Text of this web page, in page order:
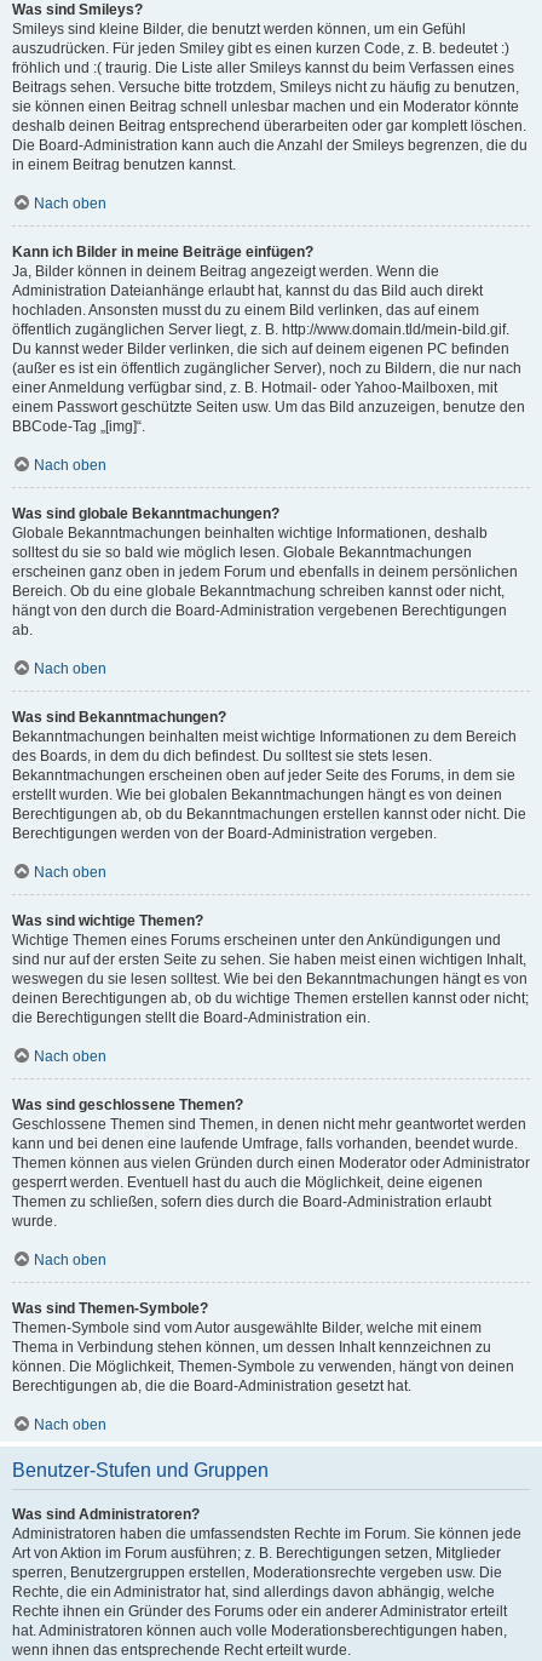
Was sind Smileys?
Smileys sind kleine Bilder, die benutzt werden können, um ein Gefühl
auszudrücken. Für jeden Smiley gibt es einen kurzen Code, z. B. bedeutet :)
fröhlich und :( traurig. Die Liste aller Smileys kannst du beim Verfassen eines
Beitrags sehen. Versuche bitte trotzdem, Smileys nicht zu häufig zu benutzen,
sie können einen Beitrag schnell unlesbar machen und ein Moderator könnte
deshalb deinen Beitrag entsprechend überarbeiten oder gar komplett löschen.
Die Board-Administration kann auch die Anzahl der Smileys begrenzen, die du
in einem Beitrag benutzen kannst.
Nach oben
Kann ich Bilder in meine Beiträge einfügen?
Ja, Bilder können in deinem Beitrag angezeigt werden. Wenn die
Administration Dateianhänge erlaubt hat, kannst du das Bild auch direkt
hochladen. Ansonsten musst du zu einem Bild verlinken, das auf einem
öffentlich zugänglichen Server liegt, z. B. http://www.domain.tld/mein-bild.gif.
Du kannst weder Bilder verlinken, die sich auf deinem eigenen PC befinden
(außer es ist ein öffentlich zugänglicher Server), noch zu Bildern, die nur nach
einer Anmeldung verfügbar sind, z. B. Hotmail- oder Yahoo-Mailboxen, mit
einem Passwort geschützte Seiten usw. Um das Bild anzuzeigen, benutze den
BBCode-Tag „[img]“.
Nach oben
Was sind globale Bekanntmachungen?
Globale Bekanntmachungen beinhalten wichtige Informationen, deshalb
solltest du sie so bald wie möglich lesen. Globale Bekanntmachungen
erscheinen ganz oben in jedem Forum und ebenfalls in deinem persönlichen
Bereich. Ob du eine globale Bekanntmachung schreiben kannst oder nicht,
hängt von den durch die Board-Administration vergebenen Berechtigungen
ab.
Nach oben
Was sind Bekanntmachungen?
Bekanntmachungen beinhalten meist wichtige Informationen zu dem Bereich
des Boards, in dem du dich befindest. Du solltest sie stets lesen.
Bekanntmachungen erscheinen oben auf jeder Seite des Forums, in dem sie
erstellt wurden. Wie bei globalen Bekanntmachungen hängt es von deinen
Berechtigungen ab, ob du Bekanntmachungen erstellen kannst oder nicht. Die
Berechtigungen werden von der Board-Administration vergeben.
Nach oben
Was sind wichtige Themen?
Wichtige Themen eines Forums erscheinen unter den Ankündigungen und
sind nur auf der ersten Seite zu sehen. Sie haben meist einen wichtigen Inhalt,
weswegen du sie lesen solltest. Wie bei den Bekanntmachungen hängt es von
deinen Berechtigungen ab, ob du wichtige Themen erstellen kannst oder nicht;
die Berechtigungen stellt die Board-Administration ein.
Nach oben
Was sind geschlossene Themen?
Geschlossene Themen sind Themen, in denen nicht mehr geantwortet werden
kann und bei denen eine laufende Umfrage, falls vorhanden, beendet wurde.
Themen können aus vielen Gründen durch einen Moderator oder Administrator
gesperrt werden. Eventuell hast du auch die Möglichkeit, deine eigenen
Themen zu schließen, sofern dies durch die Board-Administration erlaubt
wurde.
Nach oben
Was sind Themen-Symbole?
Themen-Symbole sind vom Autor ausgewählte Bilder, welche mit einem
Thema in Verbindung stehen können, um dessen Inhalt kennzeichnen zu
können. Die Möglichkeit, Themen-Symbole zu verwenden, hängt von deinen
Berechtigungen ab, die die Board-Administration gesetzt hat.
Nach oben
Benutzer-Stufen und Gruppen
Was sind Administratoren?
Administratoren haben die umfassendsten Rechte im Forum. Sie können jede
Art von Aktion im Forum ausführen; z. B. Berechtigungen setzen, Mitglieder
sperren, Benutzergruppen erstellen, Moderationsrechte vergeben usw. Die
Rechte, die ein Administrator hat, sind allerdings davon abhängig, welche
Rechte ihnen ein Gründer des Forums oder ein anderer Administrator erteilt
hat. Administratoren können auch volle Moderationsberechtigungen haben,
wenn ihnen das entsprechende Recht erteilt wurde.